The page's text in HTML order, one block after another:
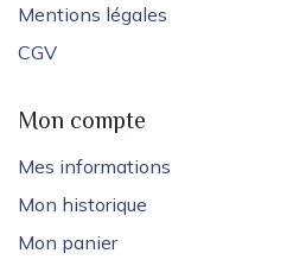
Mentions légales
CGV
Mon compte
Mes informations
Mon historique
Mon panier